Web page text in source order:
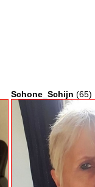
Schone_Schijn (65)